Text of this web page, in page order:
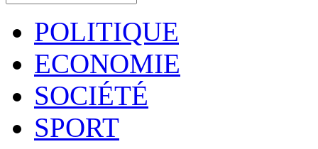
POLITIQUE
ECONOMIE
SOCIÉTÉ
SPORT